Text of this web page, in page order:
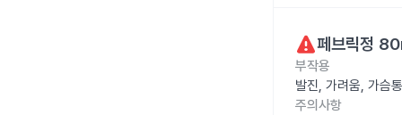
페브릭정
부작용
발진, 가려움, 가슴
주의사항